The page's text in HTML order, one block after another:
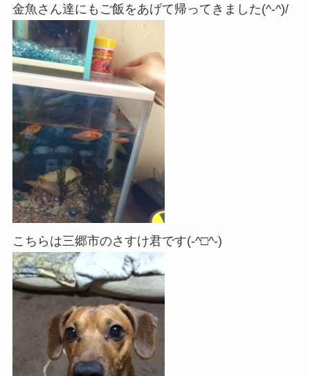
金魚さん達にもご飯をあげて帰ってきました(^-^)/
こちらは三郷市のさすけ君です(-^□^-)